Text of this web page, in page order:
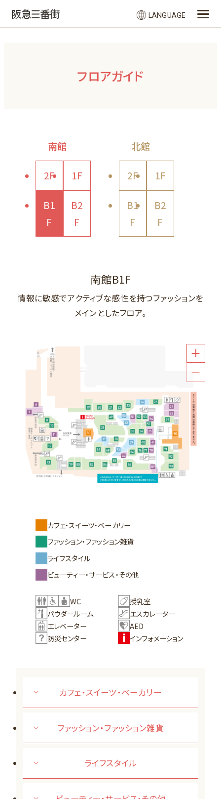
LANGUAGE
フロアガイド
南館
2F 1F
B1
F
B2
F
北館
2F 1F
B1
F
B2
F
南館B1F
情報に敏感でアクティブな感性を持つファッションを
メインとしたフロア。
カフェ・スイーツ・ベーカリー
ファッション・ファッション雑貨
ライフスタイル
ビューティー・サービス・その他
WC
授乳室
パウダールーム
エスカレーター
エレベーター
AED
防災センター
インフォメーション
カフェ・スイーツ・ベーカリー
ファッション・ファッション雑貨
ライフスタイル
までお越しください。
までお越しください。
までお越しください。
までお越しください。
までお越しください。
までお越しください。
までお越しください。